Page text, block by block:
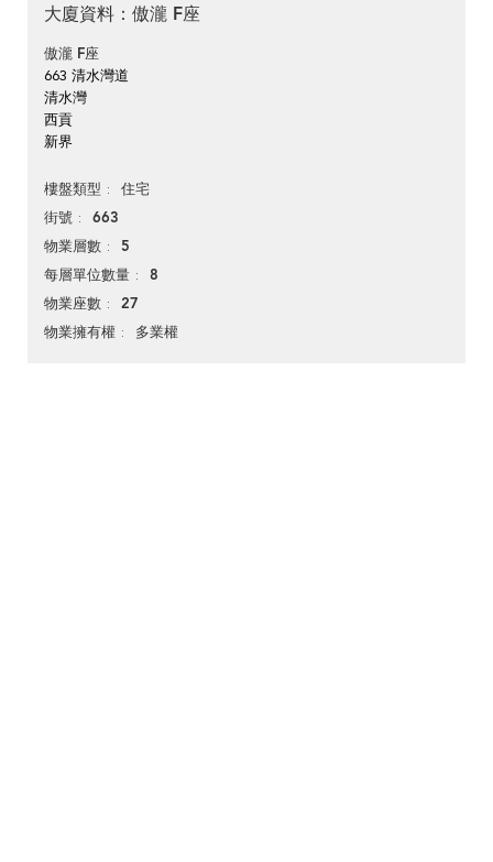
大廈資料：傲瀧 F座
傲瀧 F座
663 清水灣道
清水灣
西貢
新界
樓盤類型 住宅
街號 663
物業層數 5
每層單位數量 8
物業座數 27
物業擁有權 多業權